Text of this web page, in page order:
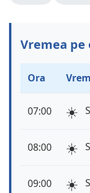
Vremea pe
Ora
07:00 ☀️
08:00 ☀️
09:00 ☀️